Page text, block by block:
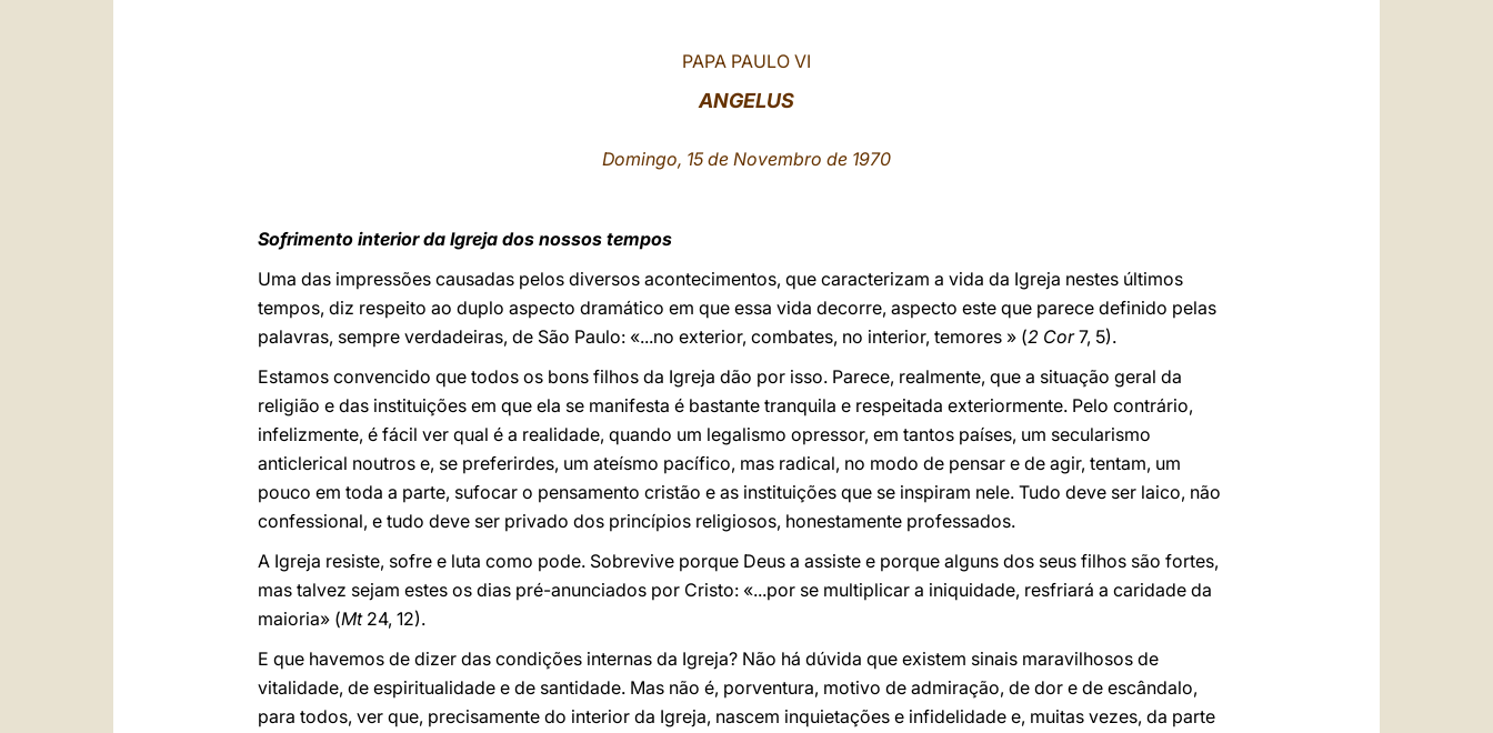
PAPA PAULO VI
ANGELUS
Domingo, 15 de Novembro de 1970
Sofrimento interior da Igreja dos nossos tempos
Uma das impressões causadas pelos diversos acontecimentos, que caracterizam a vida da Igreja nestes últimos
tempos, diz respeito ao duplo aspecto dramático em que essa vida decorre, aspecto este que parece definido pelas
palavras, sempre verdadeiras, de São Paulo: «...no exterior, combates, no interior, temores » (2 Cor7, 5).
Estamos convencido que todos os bons filhos da Igreja dão por isso. Parece, realmente, que a situação geral da
religião e das instituições em que ela se manifesta é bastante tranquila e respeitada exteriormente. Pelo contrário,
infelizmente, é fácil ver qual é a realidade, quando um legalismo opressor, em tantos países, um secularismo
anticlerical noutros e, se preferirdes, um ateísmo pacífico, mas radical, no modo de pensar e de agir, tentam, um
pouco em toda a parte, sufocar o pensamento cristão e as instituições que se inspiram nele. Tudo deve ser laico, não
confessional, e tudo deve ser privado dos princípios religiosos, honestamente professados.
A Igreja resiste, sofre e luta como pode. Sobrevive porque Deus a assiste e porque alguns dos seus filhos são fortes,
mas talvez sejam estes os dias pré-anunciados por Cristo: «...por se multiplicar a iniquidade, resfriará a caridade da
maioria» (Mt24, 12).
E que havemos de dizer das condições internas da Igreja? Não há dúvida que existem sinais maravilhosos de
vitalidade, de espiritualidade e de santidade. Mas não é, porventura, motivo de admiração, de dor e de escândalo,
para todos, ver que, precisamente do interior da Igreja, nascem inquietações e infidelidade e, muitas vezes, da parte